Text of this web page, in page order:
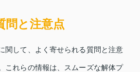
問と注意点
関して、よく寄せられる質問と注意
これらの情報は、スムーズな解体プ